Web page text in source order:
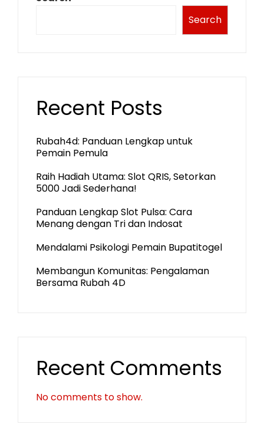
Search
Recent Posts
Rubah4d: Panduan Lengkap untuk
Pemain Pemula
Raih Hadiah Utama: Slot QRIS, Setorkan
5000 Jadi Sederhana!
Panduan Lengkap Slot Pulsa: Cara
Menang dengan Tri dan Indosat
Mendalami Psikologi Pemain Bupatitogel
Membangun Komunitas: Pengalaman
Bersama Rubah 4D
Recent Comments
No comments to show.